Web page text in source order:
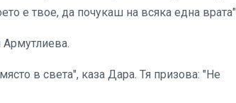
е твое, да почукаш на всяка една
в света", каза Дара. Тя призова: "Не